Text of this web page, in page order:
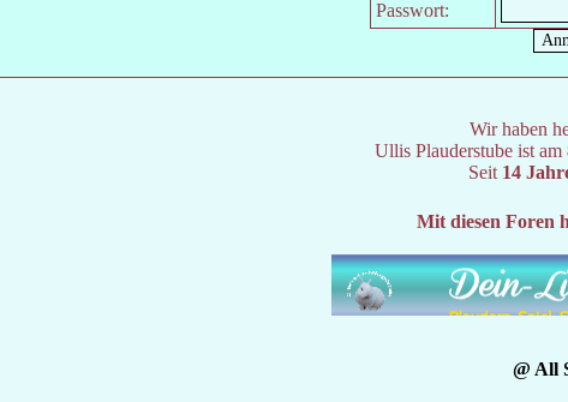
Passwort:
Wir haben
Ullis Plauderstube ist am
Seit 14
Mit diesen Foren
@ All